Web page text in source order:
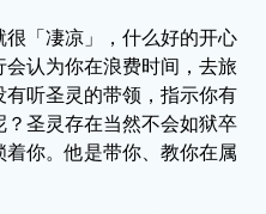
「凄凉」，什么好的开心
认为你在浪费时间，去旅
听圣灵的带领，指示你有
圣灵存在当然不会如狱卒
你。他是带你、教你在属